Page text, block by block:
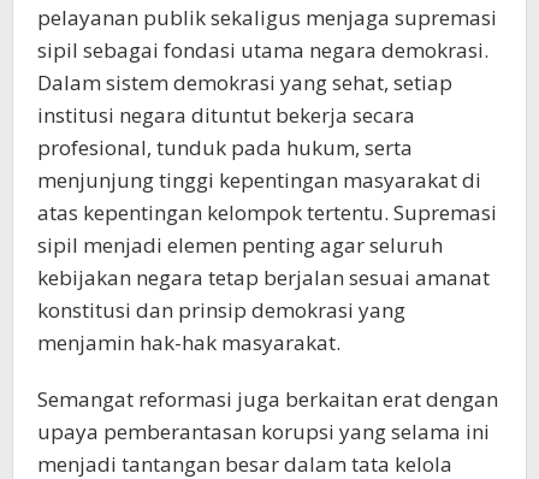
pelayanan publik sekaligus menjaga supremasi
sipil sebagai fondasi utama negara demokrasi.
Dalam sistem demokrasi yang sehat, setiap
institusi negara dituntut bekerja secara
profesional, tunduk pada hukum, serta
menjunjung tinggi kepentingan masyarakat di
atas kepentingan kelompok tertentu. Supremasi
sipil menjadi elemen penting agar seluruh
kebijakan negara tetap berjalan sesuai amanat
konstitusi dan prinsip demokrasi yang
menjamin hak-hak masyarakat.
Semangat reformasi juga berkaitan erat dengan
upaya pemberantasan korupsi yang selama ini
menjadi tantangan besar dalam tata kelola